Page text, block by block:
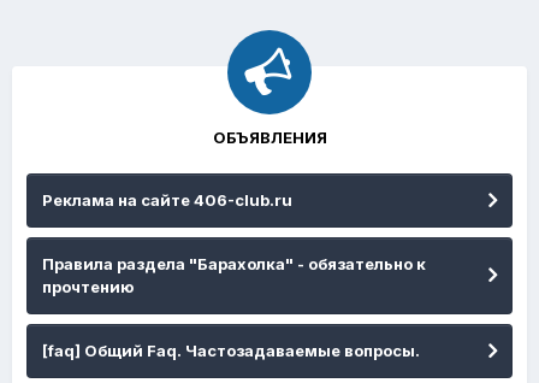
ОБЪЯВЛЕНИЯ
Реклама на сайте 406-club.ru
Правила раздела "Барахолка" - обязательно к
прочтению
[faq] Общий Faq. Частозадаваемые вопросы.